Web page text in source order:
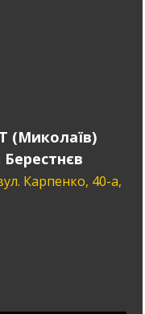
(Миколаїв)
Карпенко, 40-а,